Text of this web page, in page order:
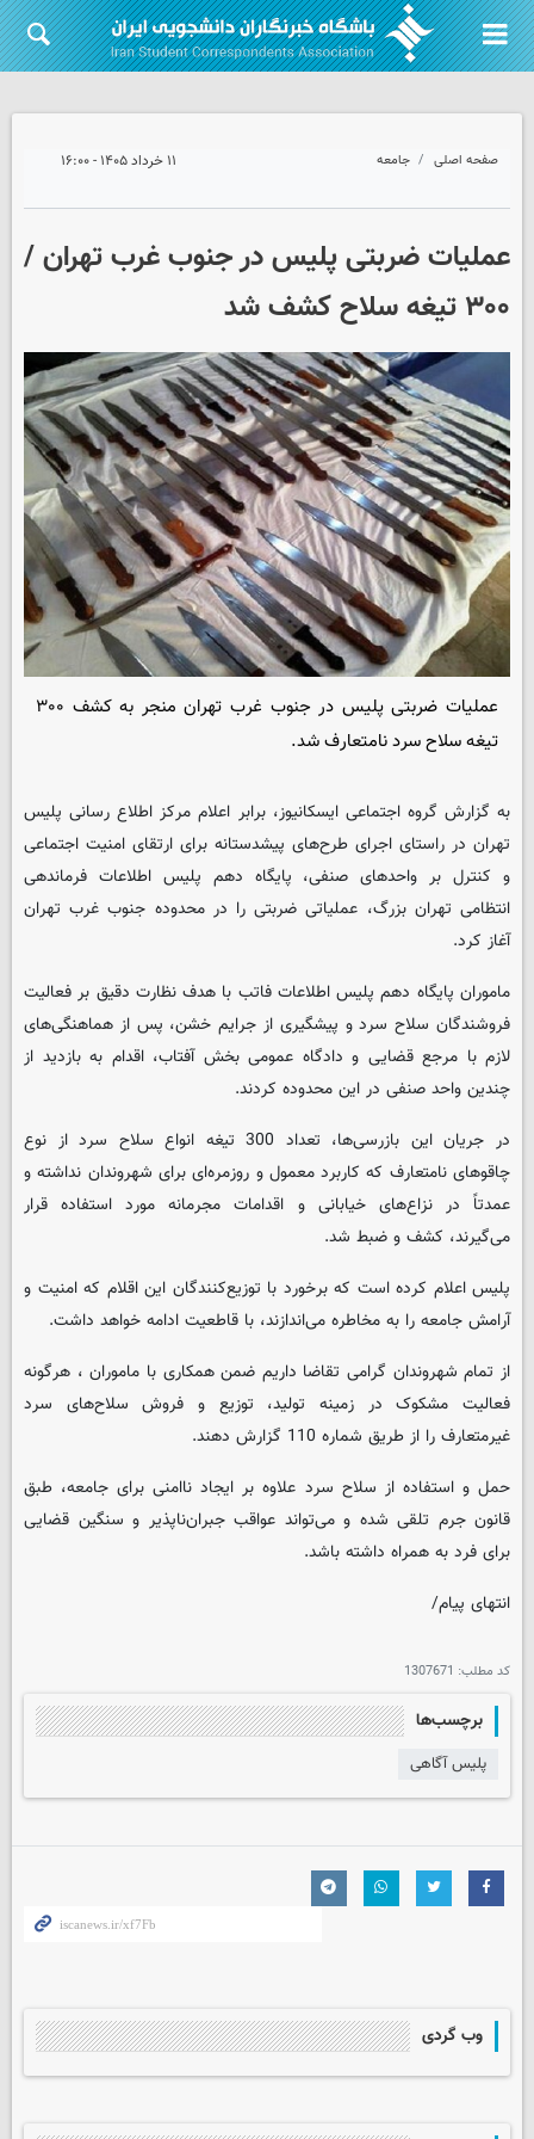
صفحه اصلی جامعه ۱۱ خرداد ۱۴۰۵ - ۱۶:۰۰
عملیات ضربتی پلیس در جنوب غرب تهران /
۳۰۰ تیغه سلاح کشف شد
عملیات ضربتی پلیس در جنوب غرب تهران منجر به کشف ۳۰۰
تیغه سلاح سرد نامتعارف شد.
به گزارش گروه اجتماعی ایسکانیوز، برابر اعلام مرکز اطلاع رسانی پلیس
تهران در راستای اجرای طرح‌های پیشدستانه برای ارتقای امنیت اجتماعی
و کنترل بر واحدهای صنفی، پایگاه دهم پلیس اطلاعات فرماندهی
انتظامی تهران بزرگ، عملیاتی ضربتی را در محدوده جنوب غرب تهران
آغاز کرد.
ماموران پایگاه دهم پلیس اطلاعات فاتب با هدف نظارت دقیق بر فعالیت
فروشندگان سلاح سرد و پیشگیری از جرایم خشن، پس از هماهنگی‌های
لازم با مرجع قضایی و دادگاه عمومی بخش آفتاب، اقدام به بازدید از
چندین واحد صنفی در این محدوده کردند.
در جریان این بازرسی‌ها، تعداد 300 تیغه انواع سلاح سرد از نوع
چاقوهای نامتعارف که کاربرد معمول و روزمره‌ای برای شهروندان نداشته و
عمدتاً در نزاع‌های خیابانی و اقدامات مجرمانه مورد استفاده قرار
می‌گیرند، کشف و ضبط شد.
پلیس اعلام کرده است که برخورد با توزیع‌کنندگان این اقلام که امنیت و
آرامش جامعه را به مخاطره می‌اندازند، با قاطعیت ادامه خواهد داشت.
از تمام شهروندان گرامی تقاضا داریم ضمن همکاری با ماموران ، هرگونه
فعالیت مشکوک در زمینه تولید، توزیع و فروش سلاح‌های سرد
غیرمتعارف را از طریق شماره 110 گزارش دهند.
حمل و استفاده از سلاح سرد علاوه بر ایجاد ناامنی برای جامعه، طبق
قانون جرم تلقی شده و می‌تواند عواقب جبران‌ناپذیر و سنگین قضایی
برای فرد به همراه داشته باشد.
انتهای پیام/
کد مطلب: 1307671
برچسب‌ها
پلیس آگاهی
وب گردی